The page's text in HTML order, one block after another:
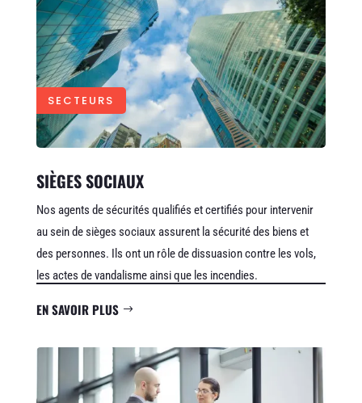
SECTEURS
SIÈGES SOCIAUX
Nos agents de sécurités qualifiés et certifiés pour intervenir
au sein de sièges sociaux assurent la sécurité des biens et
des personnes. Ils ont un rôle de dissuasion contre les vols,
les actes de vandalisme ainsi que les incendies.
EN SAVOIR PLUS